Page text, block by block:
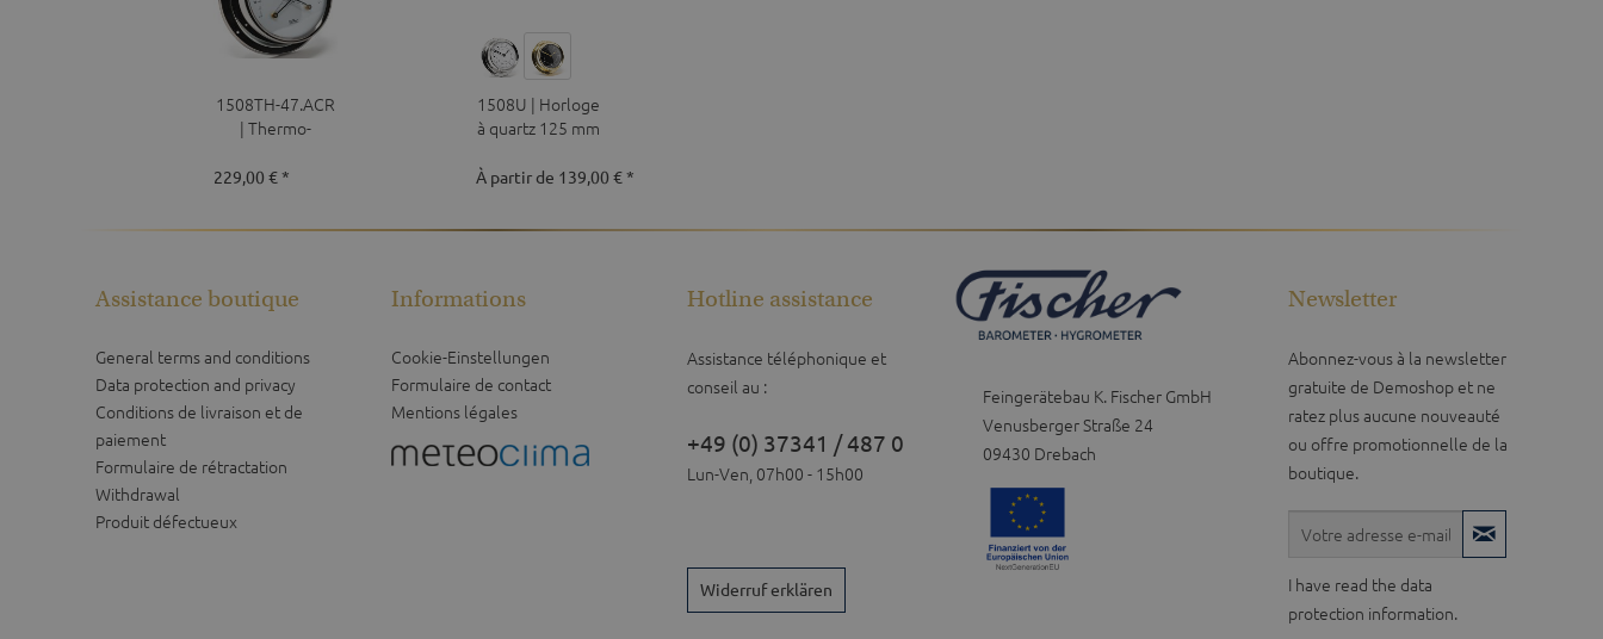
1508TH-47.ACR
| Thermo-
mm
229,00 € *
1508U | Horloge
à quartz 125 mm
À partir de 139,00 € *
Feingerätebau K. Fischer GmbH
Venusberger Straße 24
09430 Drebach
Assistance boutique
General terms and conditions
Data protection and privacy
Conditions de livraison et de
paiement
Formulaire de rétractation
Withdrawal
Produit défectueux
Informations
Cookie-Einstellungen
Formulaire de contact
Mentions légales
Hotline assistance
Assistance téléphonique et
conseil au :
+49 (0) 37341 / 487 0
Lun-Ven, 07h00 - 15h00
Widerruf erklären
Newsletter
Abonnez-vous à la newsletter
gratuite de Demoshop et ne
ratez plus aucune nouveauté
ou offre promotionnelle de la
boutique.
I have read the data
protection information.